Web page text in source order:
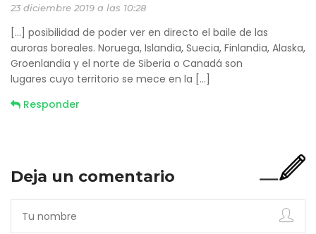
23 diciembre 2019 a las 10:28
[…] posibilidad de poder ver en directo el baile de las
auroras boreales. Noruega, Islandia, Suecia, Finlandia, Alaska,
Groenlandia y el norte de Siberia o Canadá son
lugares cuyo territorio se mece en la […]
Responder
Deja un comentario